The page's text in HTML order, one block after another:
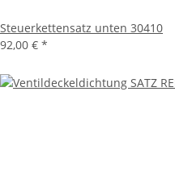
Steuerkettensatz unten 30410
92,00 € *